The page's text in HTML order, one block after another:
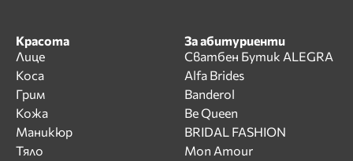
Красота
Лице
Коса
Грим
Кожа
Маникюр
Тяло
За абитуриенти
Сватбен Бутик ALEGRA
Alfa Brides
Banderol
Be Queen
BRIDAL FASHION
Mon Amour